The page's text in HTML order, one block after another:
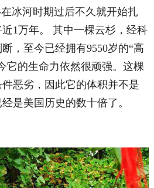
冰河时期过后不久就开始扎
1万年。 其中一棵云杉，经科
，至今已经拥有9550岁的“高
它的生命力依然很顽强。这棵
恶劣，因此它的体积并不是
是美国历史的数十倍了。